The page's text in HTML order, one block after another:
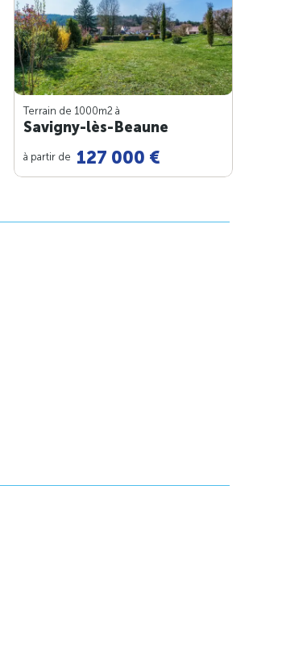
Terrain de 1000m2 à
Savigny-lès-Beaune
à partir de 127 000 €